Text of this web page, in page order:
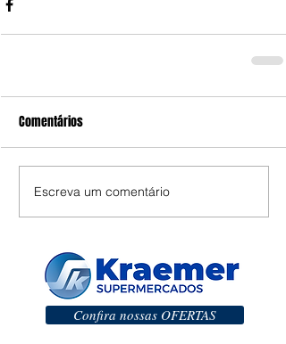
Comentários
Escreva um comentário
Confira nossas OFERTAS